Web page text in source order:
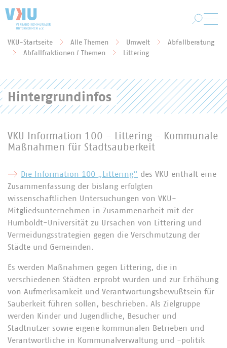
Sie befinden sich hier:
VKU-Startseite Alle Themen Umwelt
Abfallberatung
Abfallfraktionen / Themen
Littering
Hintergrundinfos
VKU Information 100 - Littering - Kommunale
Maßnahmen für Stadtsauberkeit
Die Information 100 „Littering“ des VKU enthält eine
Zusammenfassung der bislang erfolgten
wissenschaftlichen Untersuchungen von VKU-
Mitgliedsunternehmen in Zusammenarbeit mit der
Humboldt-Universität zu Ursachen von Littering und
Vermeidungsstrategien gegen die Verschmutzung der
Städte und Gemeinden.
Es werden Maßnahmen gegen Littering, die in
verschiedenen Städten erprobt wurden und zur Erhöhung
von Aufmerksamkeit und Verantwortungsbewußtsein für
Sauberkeit führen sollen, beschrieben. Als Zielgruppe
werden Kinder und Jugendliche, Besucher und
Stadtnutzer sowie eigene kommunalen Betrieben und
Verantwortliche in Kommunalverwaltung und -politik